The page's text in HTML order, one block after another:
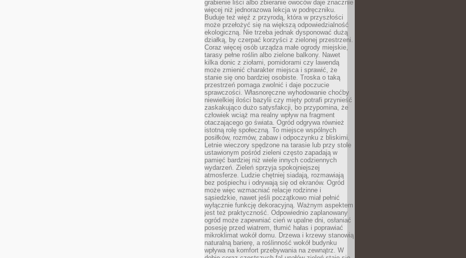
grabienie liści albo zbieranie owoców daje znacznie
więcej niż jednorazowa lekcja w podręczniku.
Buduje też więź z przyrodą, która w przyszłości
może przełożyć się na większą odpowiedzialność
ekologiczną. Nie trzeba jednak dysponować dużą
działką, by czerpać korzyści z zielonej przestrzeni.
Coraz więcej osób urządza małe ogrody miejskie,
tarasy pełne roślin albo zielone balkony. Nawet
kilka donic z ziołami, pomidorami czy lawendą
może zmienić charakter miejsca i sprawić, że
stanie się ono bardziej osobiste. Troska o taką
przestrzeń pomaga zwolnić i daje poczucie
sprawczości. Własnoręczne wyhodowanie choćby
niewielkiej ilości bazylii czy mięty potrafi przynieść
zaskakująco dużo satysfakcji, bo przypomina, że
człowiek wciąż ma realny wpływ na fragment
otaczającego go świata. Ogród odgrywa również
istotną rolę społeczną. To miejsce wspólnych
posiłków, rozmów, zabaw i odpoczynku z bliskimi.
Letnie wieczory spędzone na tarasie lub przy stole
ustawionym pośród zieleni często zapadają w
pamięć bardziej niż wiele innych codziennych
wydarzeń. Zieleń sprzyja spokojniejszej
atmosferze. Ludzie chętniej siadają, rozmawiają
bez pośpiechu i odrywają się od ekranów. Ogród
może więc wzmacniać relacje rodzinne i
sąsiedzkie, nawet jeśli początkowo miał pełnić
wyłącznie funkcję dekoracyjną. Ważnym aspektem
jest też praktyczność. Odpowiednio zaplanowany
ogród może zapewniać cień w upalne dni, osłaniać
posesję przed wiatrem, tłumić hałas i poprawiać
mikroklimat wokół domu. Drzewa i krzewy stanowią
naturalną barierę, a roślinność wokół budynku
wpływa na komfort przebywania na zewnątrz. W